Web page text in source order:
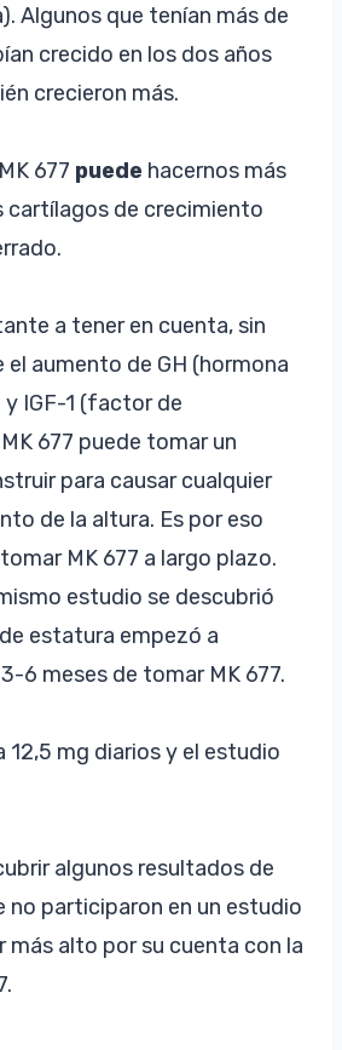
Algunos que tenían más de
crecido en los dos años
crecieron más.
677 puede hacernos más
cartílagos de crecimiento
a tener en cuenta, sin
el aumento de GH (hormona
IGF-1 (factor de
677 puede tomar un
para causar cualquier
de la altura. Es por eso
MK 677 a largo plazo.
estudio se descubrió
estatura empezó a
6 meses de tomar MK 677.
12,5 mg diarios y el estudio
algunos resultados de
no participaron en un estudio
alto por su cuenta con la